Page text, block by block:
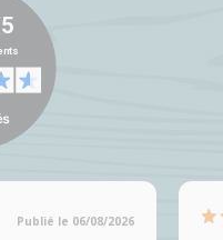
Publié le 06/08/2026